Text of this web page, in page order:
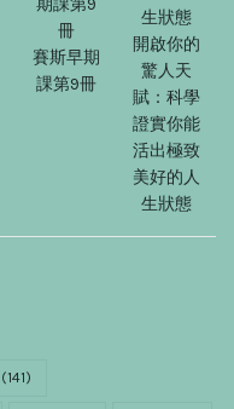
賽斯早期
課第9冊
開啟你的
驚人天
賦：科學
證實你能
活出極致
美好的人
生狀態
(141)